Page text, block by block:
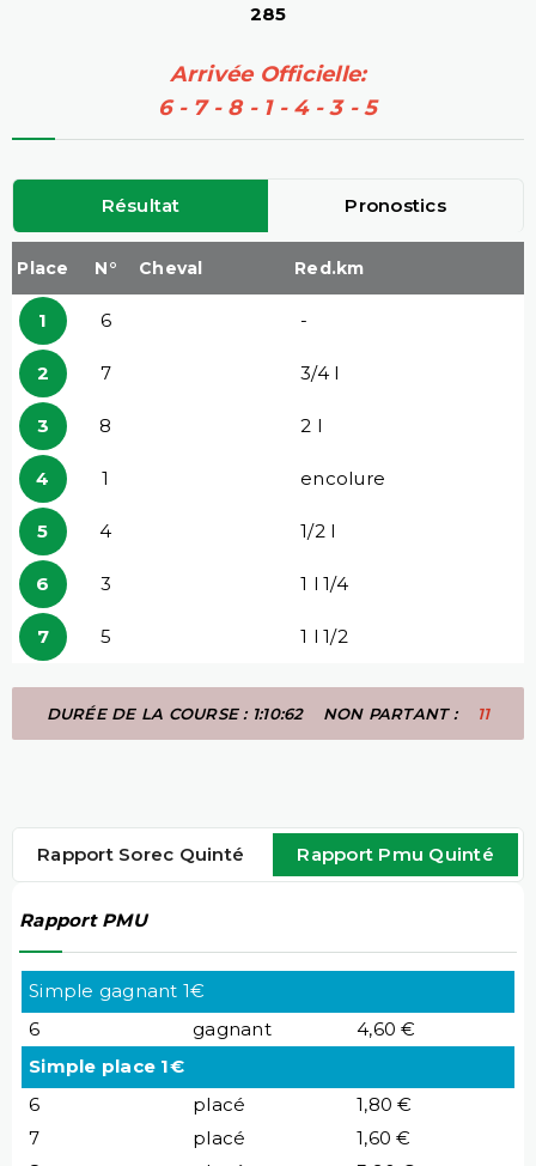
285
Arrivée Officielle:
6 - 7 - 8 - 1 - 4 - 3 - 5
Résultat Pronostics
Place N° Cheval Red.km
1 6 -
2 7 3/4 l
3 8 2 l
4 1 encolure
5 4 1/2 l
6 3 1 l 1/4
7 5 1 l 1/2
DURÉE DE LA COURSE : 1:10:62 NON PARTANT : 11
Rapport Sorec Quinté Rapport Pmu Quinté
Rapport PMU
Simple gagnant 1€
6
gagnant
4,60 €
Simple place 1€
6
placé
1,80 €
7
placé
1,60 €